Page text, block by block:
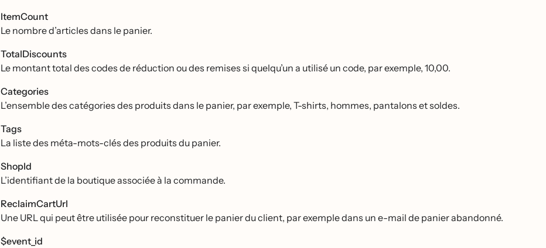
ItemCount
Le nombre d’articles dans le panier.
TotalDiscounts
Le montant total des codes de réduction ou des remises si quelqu’un a utilisé un code, par exemple, 10,00.
Categories
L’ensemble des catégories des produits dans le panier, par exemple, T-shirts, hommes, pantalons et soldes.
Tags
La liste des méta-mots-clés des produits du panier.
ShopId
L’identifiant de la boutique associée à la commande.
ReclaimCartUrl
Une URL qui peut être utilisée pour reconstituer le panier du client, par exemple dans un e-mail de panier abandonné.
$event_id